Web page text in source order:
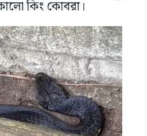
কিং কোবরা।